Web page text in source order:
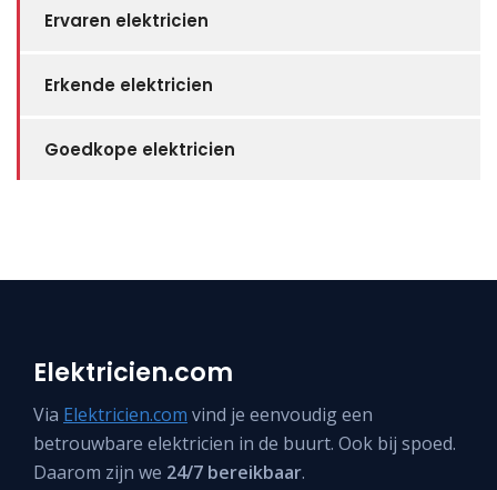
Ervaren elektricien
Erkende elektricien
Goedkope elektricien
Elektricien.com
Via Elektricien.com vind je eenvoudig een
betrouwbare elektricien in de buurt. Ook bij spoed.
Daarom zijn we 24/7 bereikbaar.